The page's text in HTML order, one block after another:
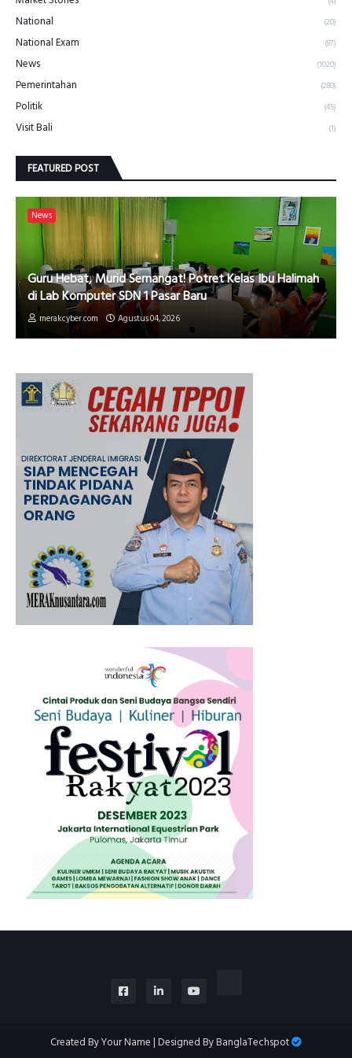
National (20)
National Exam (97)
News (1020)
Pemerintahan (280)
Politik (45)
Visit Bali (1)
FEATURED POST
News
Guru Hebat, Murid Semangat! Potret Kelas Ibu Halimah
di Lab Komputer SDN 1 Pasar Baru
merakcyber.com Agustus 04, 2026
Created ByYour Name| Designed ByBanglaTechspot